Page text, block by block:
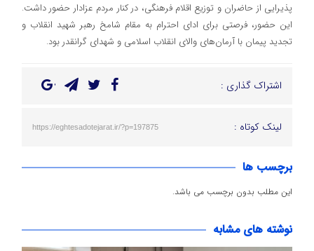
پذیرایی از حاضران و توزیع اقلام فرهنگی، در کنار مردم عزادار حضور داشت.
این حضور، فرصتی برای ادای احترام به مقام شامخ رهبر شهید انقلاب و
تجدید پیمان با آرمان‌های والای انقلاب اسلامی و شهدای گرانقدر بود.
اشتراک گذاری :
لینک کوتاه : https://eghtesadotejarat.ir/?p=197875
برچسب ها
این مطلب بدون برچسب می باشد.
نوشته های مشابه